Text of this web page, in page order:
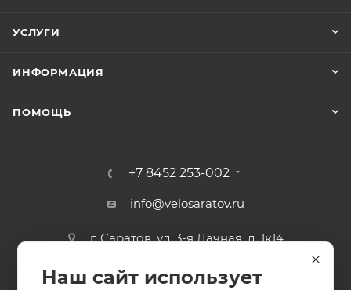
УСЛУГИ
ИНФОРМАЦИЯ
ПОМОЩЬ
+7 8452 253-002
info@velosaratov.ru
г. Саратов, ул. 3-я Дачная, д. 1к14
Наш сайт использует